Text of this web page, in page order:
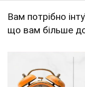
Вам потрібно
що вам більше